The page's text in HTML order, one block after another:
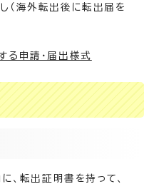
（海外転出後に転出届を
る申請・届出様式
転出証明書を持って、